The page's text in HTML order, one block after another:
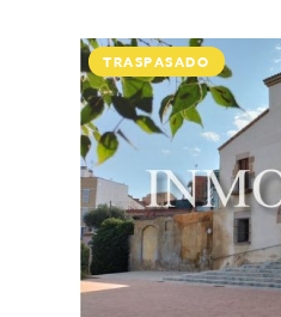
TRASPASADO